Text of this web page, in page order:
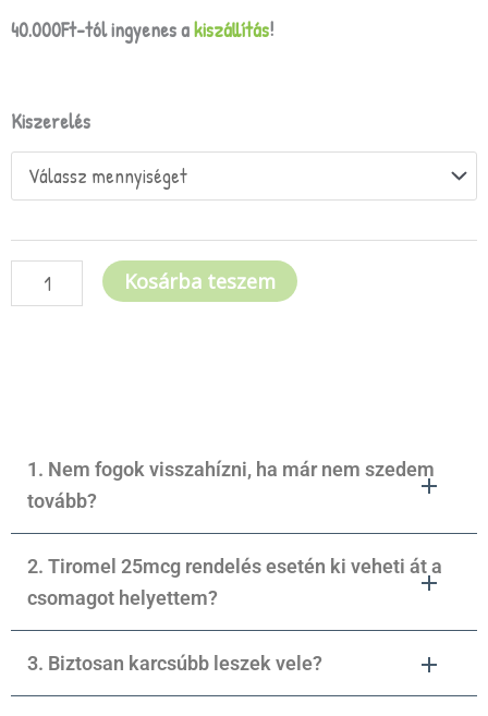
-
40.000Ft-tól ingyenes akiszállítás!
Kiszerelés
Tiromel
25mcg
mennyiség
Kosárba teszem
1. Nem fogok visszahízni, ha már nem szedem
tovább?
2. Tiromel 25mcg rendelés esetén ki veheti át a
csomagot helyettem?
3. Biztosan karcsúbb leszek vele?